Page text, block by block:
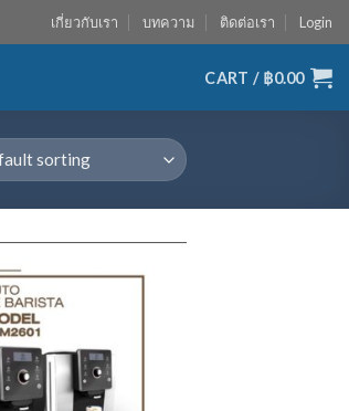
เกี่ยวกับเรา บทความ ติดต่อเรา Login
CART / ฿0.00